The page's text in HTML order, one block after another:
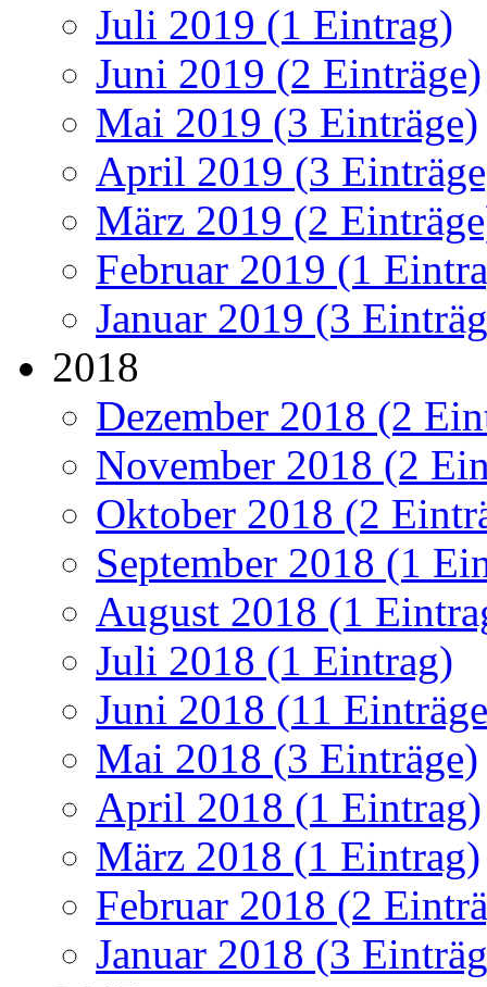
Juli 2019 (1 Eintrag)
Juni 2019 (2 Einträge)
Mai 2019 (3 Einträge)
April 2019 (3
März 2019 (2
Februar 2019 (1
Januar 2019 (3
2018
Dezember 2018 (2
November 2018 (2
Oktober 2018 (2
September 2018 (1
August 2018 (1
Juli 2018 (1 Eintrag)
Juni 2018 (11
Mai 2018 (3 Einträge)
April 2018 (1 Eintrag)
März 2018 (1 Eintrag)
Februar 2018 (2
Januar 2018 (3